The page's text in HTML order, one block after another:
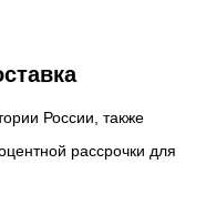
России, также
рассрочки для